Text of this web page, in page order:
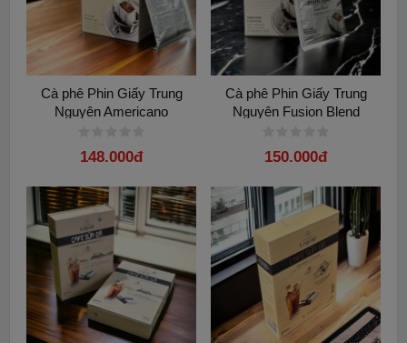
Cà phê Phin Giấy Trung
Nguyên Americano
148.000đ
Cà phê Phin Giấy Trung
Nguyên Fusion Blend
150.000đ